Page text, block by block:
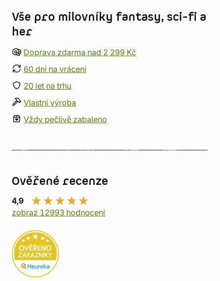
Vše pro milovníky fantasy, sci-fi a
her
Doprava zdarma nad 2 299 Kč
60 dní na vrácení
20 let na trhu
Vlastní výroba
Vždy pečlivě zabaleno
Ověřené recenze
4,9
zobraz 12993 hodnocení